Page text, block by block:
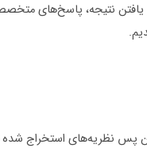
یافتن نتیجه، پاسخ‌های
پس نظریه‌های استخراج